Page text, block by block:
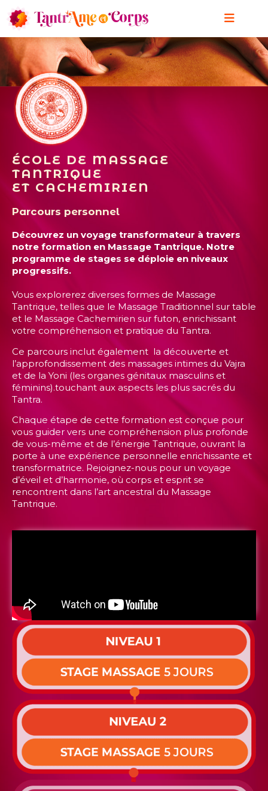
ÉCOLE DE MASSAGE
TANTRIQUE
ET CACHEMIRIEN
Parcours personnel
Découvrez un voyage transformateur à travers
notre formation en Massage Tantrique. Notre
programme de stages se déploie en niveaux
progressifs.
Vous explorerez diverses formes de Massage
Tantrique, telles que le Massage Traditionnel sur table
et le Massage Cachemirien sur futon, enrichissant
votre compréhension et pratique du Tantra.
Ce parcours inclut également la découverte et
l’approfondissement des massages intimes du Vajra
et de la Yoni (les organes génitaux masculins et
féminins).touchant aux aspects les plus sacrés du
Tantra.
Chaque étape de cette formation est conçue pour
vous guider vers une compréhension plus profonde
de vous-même et de l’énergie Tantrique, ouvrant la
porte à une expérience personnelle enrichissante et
transformatrice. Rejoignez-nous pour un voyage
d’éveil et d’harmonie, où corps et esprit se
rencontrent dans l’art ancestral du Massage
Tantrique.